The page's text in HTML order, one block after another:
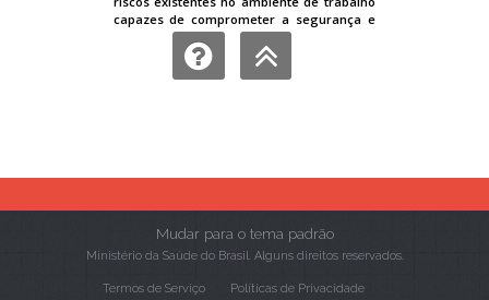
Mudar para o tema padrão
Ministério da Saúde do Brasil. Alguns direitos reservados.
Termos de Serviço Políticas de Privacidade